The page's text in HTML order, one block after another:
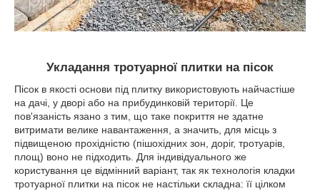
Укладання тротуарної плитки на пісок
Пісок в якості основи під плитку використовують найчастіше
на дачі, у дворі або на прибудинковій території. Це
пов'язаність язано з тим, що таке покриття не здатне
витримати велике навантаження, а значить, для місць з
підвищеною прохідністю (пішохідних зон, доріг, тротуарів,
площ) воно не підходить. Для індивідуального же
користування це відмінний варіант, так як технологія кладки
тротуарної плитки на пісок не настільки складна: її цілком